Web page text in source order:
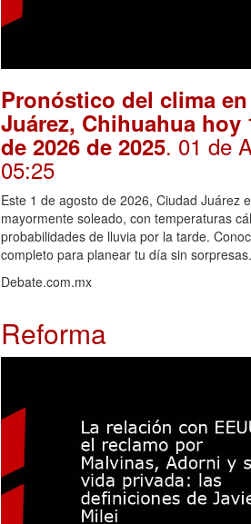
Pronóstico del clima
Juárez, Chihuahua hoy
de 2026 de 2025. 01 de
05:25
Este 1 de agosto de 2026, Ciudad Juárez
mayormente soleado, con temperaturas
probabilidades de lluvia por la tarde.
completo para planear tu día sin sorpresas.
Debate.com.mx
Reforma